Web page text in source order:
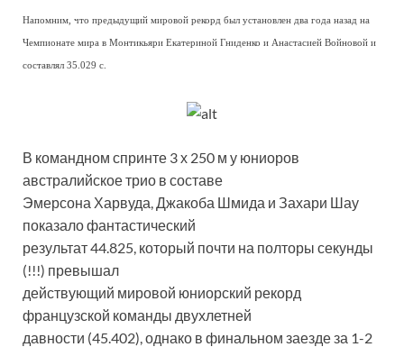
Напомним, что предыдущий мировой рекорд был установлен два года назад на
Чемпионате мира в Монтикьяри Екатериной Гниденко и Анастасией Войновой и
составлял 35.029 с.
В командном спринте 3 х 250 м у юниоров
австралийское трио в составе
Эмерсона Харвуда, Джакоба Шмида и Захари Шау
показало фантастический
результат 44.825, который почти на полторы секунды
(!!!) превышал
действующий мировой юниорский рекорд
французской команды двухлетней
давности (45.402), однако в финальном заезде за 1-2